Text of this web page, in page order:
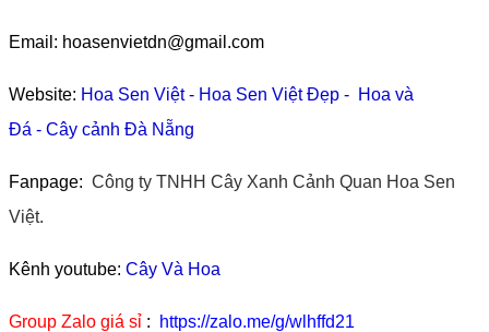
Email: hoasenvietdn@gmail.com
Website: Hoa Sen Việt- Hoa Sen Việt Đẹp - Hoa và
Đá - Cây cảnh Đà Nẵng
Fanpage: Công ty TNHH Cây Xanh Cảnh Quan Hoa Sen
Việt.
Kênh youtube: Cây Và Hoa
Group Zalo giá sỉ : https://zalo.me/g/wlhffd21